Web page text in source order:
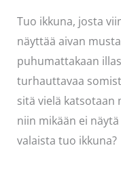
Tuo ikkuna, josta
näyttää aivan
puhumattakaan
turhauttavaa
sitä vielä katsotaan
niin mikään ei
valaista tuo ikkuna?